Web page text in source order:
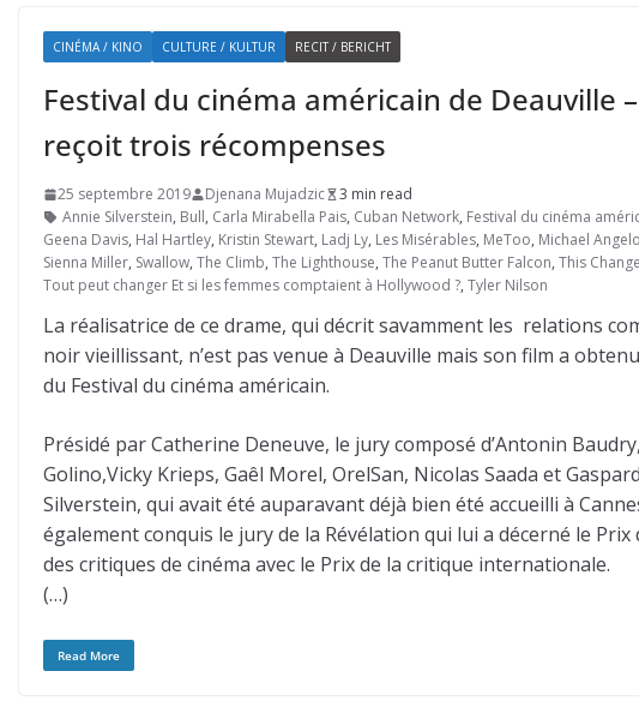
CINÉMA / KINO CULTURE / KULTUR RECIT / BERICHT
Festival du cinéma américain de Deauville
reçoit trois récompenses
25 septembre 2019 Djenana Mujadzic
3 min read
Annie Silverstein, Bull, Carla Mirabella Pais, Cuban Network, Festival du cinéma
Geena Davis, Hal Hartley, Kristin Stewart, Ladj Ly, Les Misérables, MeToo, Michael
Sienna Miller, Swallow, The Climb, The Lighthouse, The Peanut Butter Falcon, This
Tout peut changer Et si les femmes comptaient à Hollywood ?, Tyler Nilson
La réalisatrice de ce drame, qui décrit savamment les relations
noir vieillissant, n’est pas venue à Deauville mais son film a
du Festival du cinéma américain.
Présidé par Catherine Deneuve, le jury composé d’Antonin
Golino,Vicky Krieps, Gaêl Morel, OrelSan, Nicolas Saada et
Silverstein, qui avait été auparavant déjà bien été accueilli à
également conquis le jury de la Révélation qui lui a décerné le
des critiques de cinéma avec le Prix de la critique internationale.
(…)
Read More